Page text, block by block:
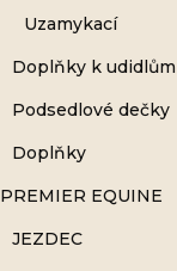
Uzamykací
Doplňky k udidlům
Podsedlové dečky
Doplňky
PREMIER EQUINE
JEZDEC